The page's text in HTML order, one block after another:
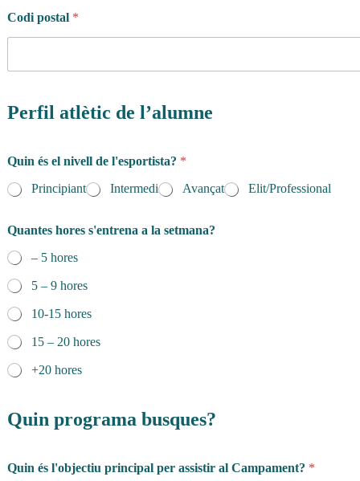
Codi postal *
Perfil atlètic de l’alumne
Quin és el nivell de l'esportista? *
Principiant
Intermedi Avançat Elit/Professional
Quantes hores s'entrena a la setmana?
– 5 hores
5 – 9 hores
10-15 hores
15 – 20 hores
+20 hores
Quin programa busques?
Quin és l'objectiu principal per assistir al Campament? *